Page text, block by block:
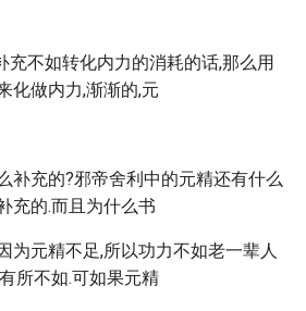
充不如转化内力的消耗的话,那么用
化做内力,渐渐的,元
补充的?邪帝舍利中的元精还有什么
充的.而且为什么书
为元精不足,所以功力不如老一辈人
所不如.可如果元精